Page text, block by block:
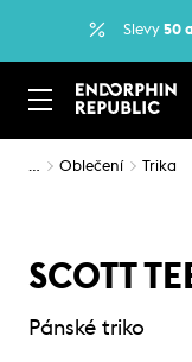
Slevy 50
… Oblečení Trika
SCOTT
Pánské triko